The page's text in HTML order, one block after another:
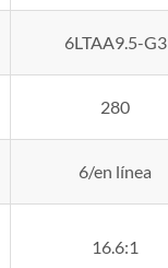
6LTAA9.5-G3
280
6/en línea
16.6:1